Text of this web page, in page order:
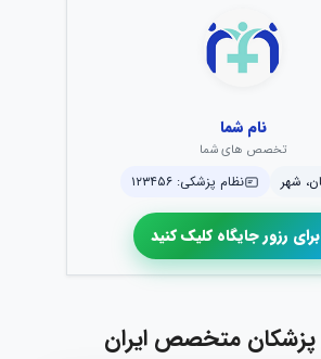
نام شما
تخصص های شما
شهر نظام پزشکی: ۱۲۳۴۵۶
برای رزور جایگاه کلیک کنید
پزشکان متخصص ایران